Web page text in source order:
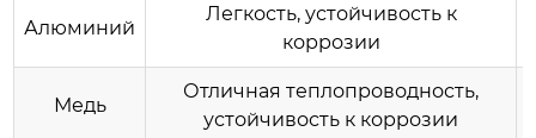
Алюминий
Легкость, устойчивость к
коррозии
Медь
Отличная теплопроводность,
устойчивость к коррозии